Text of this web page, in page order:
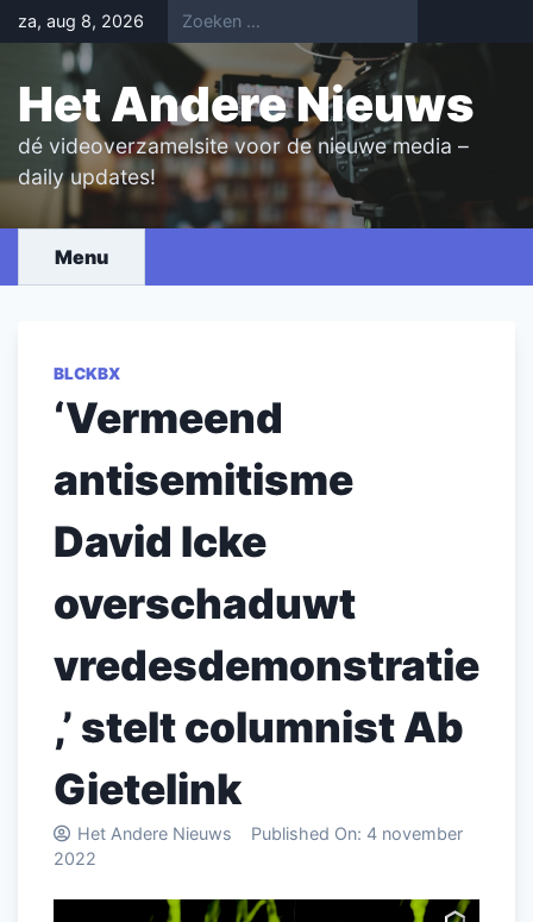
Skip
to
content
za, aug 8, 2026
Het Andere Nieuws
dé videoverzamelsite voor de nieuwe media –
daily updates!
Menu
BLCKBX
‘Vermeend
antisemitisme
David Icke
overschaduwt
vredesdemonstratie
,’ stelt columnist Ab
Gietelink
Het Andere Nieuws Published On: 4 november
2022
Videospeler